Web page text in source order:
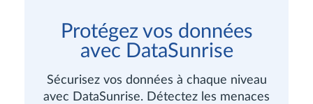
Protégez vos données
avec DataSunrise
Sécurisez vos données à chaque niveau
avec DataSunrise. Détectez les menaces